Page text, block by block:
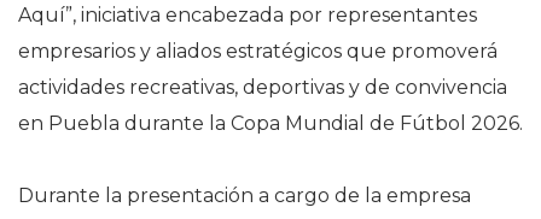
Aquí”, iniciativa encabezada por representantes
empresarios y aliados estratégicos que promoverá
actividades recreativas, deportivas y de convivencia
en Puebla durante la Copa Mundial de Fútbol 2026.
Durante la presentación a cargo de la empresa